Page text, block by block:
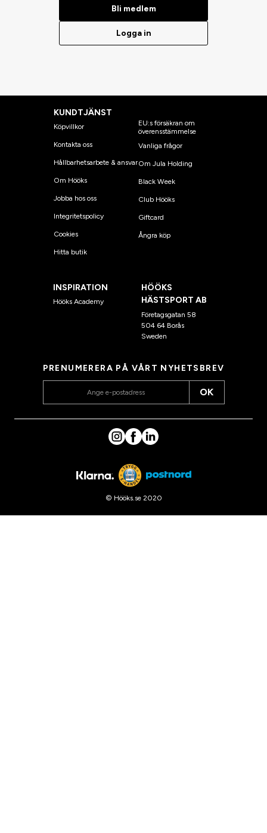
Bli medlem
Logga in
KUNDTJÄNST
Köpvillkor
Kontakta oss
Hållbarhetsarbete & ansvar
Om Hööks
Jobba hos oss
Integritetspolicy
Cookies
Hitta butik
EU:s försäkran om
överensstämmelse
Vanliga frågor
Om Jula Holding
Black Week
Club Hööks
Giftcard
Ångra köp
INSPIRATION
Hööks Academy
HÖÖKS
HÄSTSPORT AB
Företagsgatan 58
504 64 Borås
Sweden
PRENUMERERA PÅ VÅRT NYHETSBREV
OK
© Hööks.se 2020